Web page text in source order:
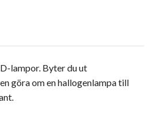
lampor. Byter du ut
göra om en hallogenlampa till